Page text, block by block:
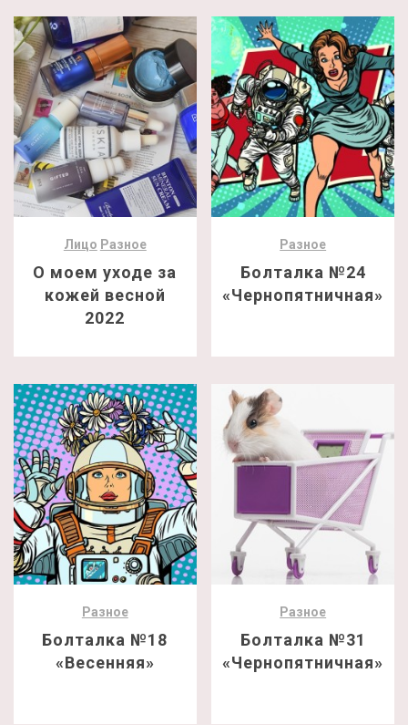
Лицо Разное
О моем уходе за
кожей весной
2022
Разное
Болталка №24
«Чернопятничная»
Разное
Болталка №18
«Весенняя»
Разное
Болталка №31
«Чернопятничная»